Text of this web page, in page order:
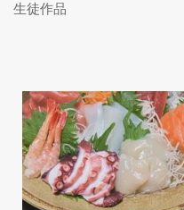
生徒作品